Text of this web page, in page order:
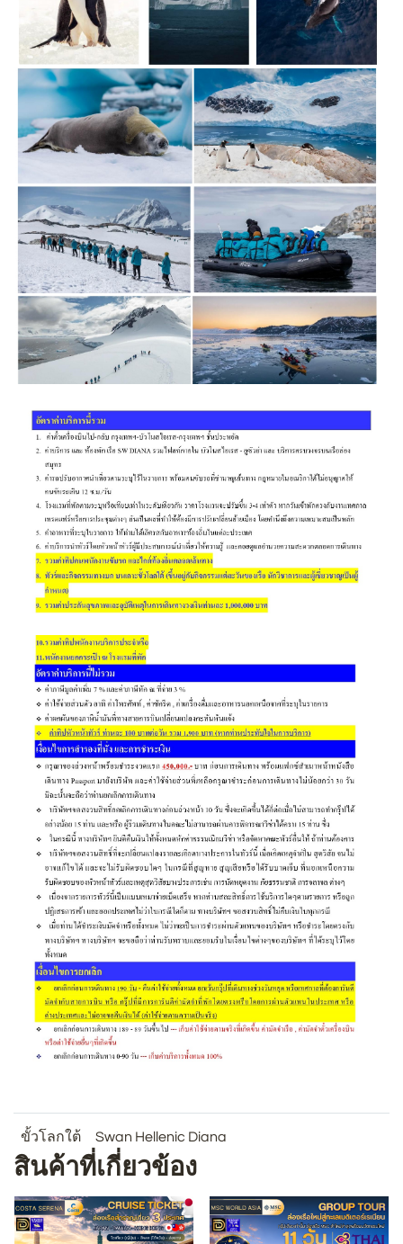
ขั้วโลกใต้ Swan Hellenic Diana
สินค้าที่เกี่ยวข้อง